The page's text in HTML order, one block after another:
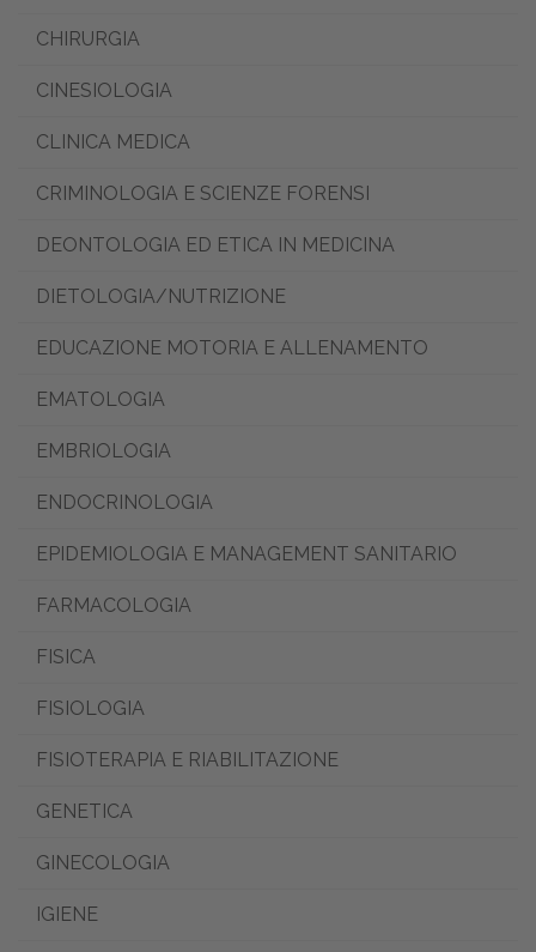
CHIRURGIA
CINESIOLOGIA
CLINICA MEDICA
CRIMINOLOGIA E SCIENZE FORENSI
DEONTOLOGIA ED ETICA IN MEDICINA
DIETOLOGIA/NUTRIZIONE
EDUCAZIONE MOTORIA E ALLENAMENTO
EMATOLOGIA
EMBRIOLOGIA
ENDOCRINOLOGIA
EPIDEMIOLOGIA E MANAGEMENT SANITARIO
FARMACOLOGIA
FISICA
FISIOLOGIA
FISIOTERAPIA E RIABILITAZIONE
GENETICA
GINECOLOGIA
IGIENE